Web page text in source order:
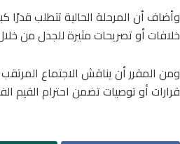
وأضاف أن المرحلة الحالية تتطلب
خلافات أو تصريحات مثيرة للجدل من
ومن المقرر أن يناقش الاجتماع
قرارات أو توصيات تضمن احترام القيم